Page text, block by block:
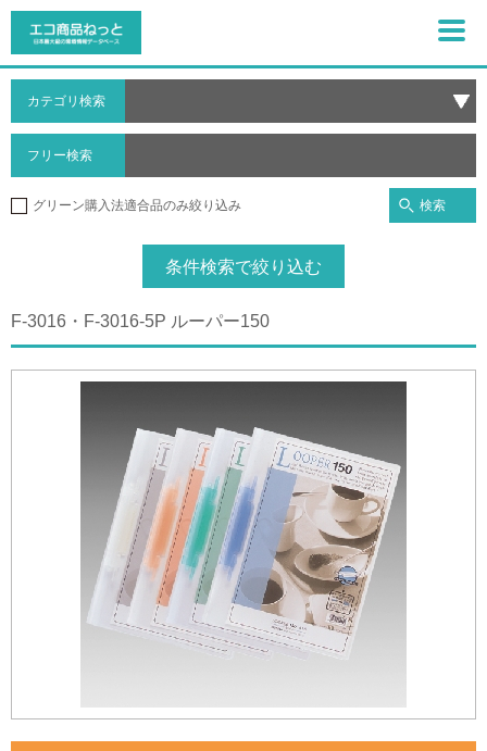
カテゴリ検索
フリー検索
グリーン購入法適合品のみ絞り込み 検索
条件検索で絞り込む
F-3016・F-3016-5P ルーパー150